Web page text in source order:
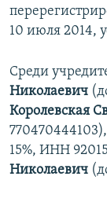
10 июля 2014,
Среди
Николаевич
Королевская
770470444103),
15%, ИНН
Николаевич